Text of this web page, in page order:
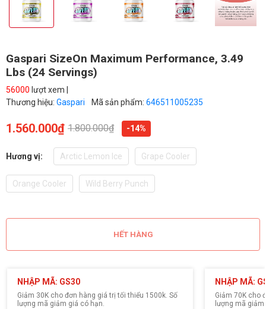
Gaspari SizeOn Maximum Performance, 3.49
Lbs (24 Servings)
56000 lượt xem |
Thương hiệu: Gaspari Mã sản phẩm: 646511005235
1.560.000₫ 1.800.000₫ -14%
Hương vị: Arctic Lemon Ice Grape Cooler
Orange Cooler Wild Berry Punch
HẾT HÀNG
NHẬP MÃ: GS30
Giảm 30K cho đơn hàng giá trị tối thiểu 1500k. Số
lượng mã giảm giá có hạn.
NHẬP MÃ:
Giảm 70K cho
lượng mã